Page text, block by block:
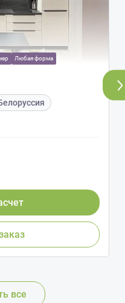
Любая форма
все